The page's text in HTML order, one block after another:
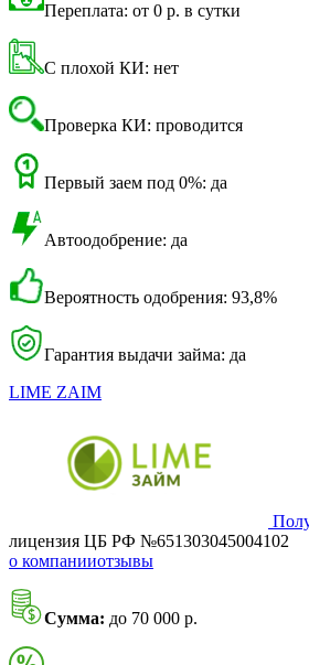
Переплата: от 0 р. в сутки
С плохой КИ: нет
Проверка КИ: проводится
Первый заем под 0%: да
Автоодобрение: да
Вероятность одобрения: 93,8%
Гарантия выдачи займа: да
LIME ZAIM
лицензия ЦБ РФ №651303045004102
о компанииотзывы
Сумма: до 70 000 р.